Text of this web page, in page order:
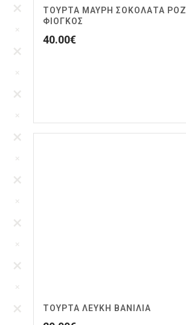
ΤΟΎΡΤΑ ΜΑΎΡΗ ΣΟΚΟΛΆΤΑ ΡΟΖ
ΦΙΌΓΚΟΣ
40.00€
ΤΟΎΡΤΑ ΛΕΥΚΉ ΒΑΝΊΛΙΑ